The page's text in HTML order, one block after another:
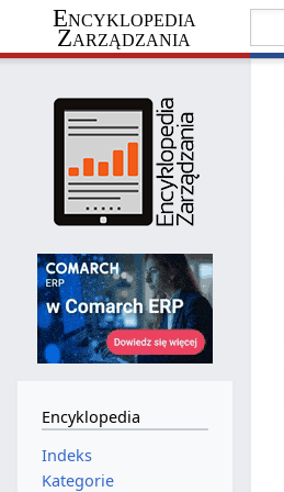
Encyklopedia
Zarządzania
Encyklopedia
Indeks
Kategorie